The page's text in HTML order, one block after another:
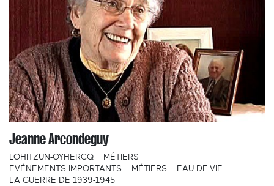
Jeanne Arcondeguy
LOHITZUN-OYHERCQ
MÉTIERS
EVÉNEMENTS IMPORTANTS
MÉTIERS
EAU-DE-VIE
LA GUERRE DE 1939-1945